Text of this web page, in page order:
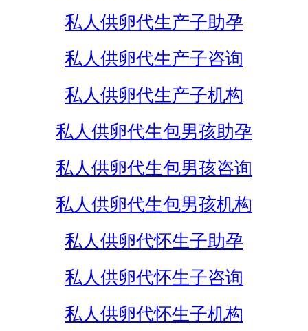
私人供卵代生产子助孕
私人供卵代生产子咨询
私人供卵代生产子机构
私人供卵代生包男孩助孕
私人供卵代生包男孩咨询
私人供卵代生包男孩机构
私人供卵代怀生子助孕
私人供卵代怀生子咨询
私人供卵代怀生子机构